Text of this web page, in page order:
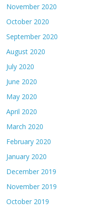
November 2020
October 2020
September 2020
August 2020
July 2020
June 2020
May 2020
April 2020
March 2020
February 2020
January 2020
December 2019
November 2019
October 2019